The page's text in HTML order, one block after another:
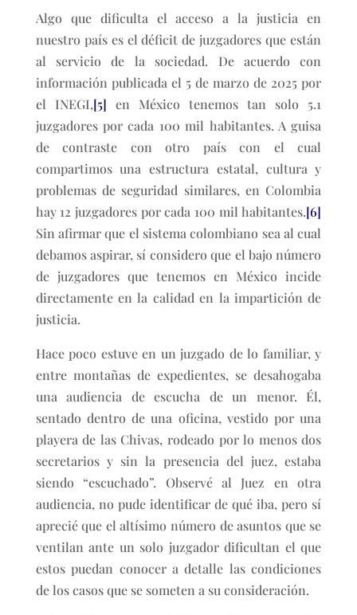
Algo que dificulta el acceso a la justicia en
nuestro país es el déficit de juzgadores que están
al servicio de la sociedad. De acuerdo con
información publicada el 5 de marzo de 2025 por
el INEGI,[5] en México tenemos tan solo 5.1
juzgadores por cada 100 mil habitantes. A guisa
de contraste con otro país con el cual
compartimos una estructura estatal, cultura y
problemas de seguridad similares, en Colombia
hay 12 juzgadores por cada 100 mil habitantes.[6]
Sin afirmar que el sistema colombiano sea al cual
debamos aspirar, sí considero que el bajo número
de juzgadores que tenemos en México incide
directamente en la calidad en la impartición de
justicia.
Hace poco estuve en un juzgado de lo familiar, y
entre montañas de expedientes, se desahogaba
una audiencia de escucha de un menor. Él,
sentado dentro de una oficina, vestido por una
playera de las Chivas, rodeado por lo menos dos
secretarios y sin la presencia del juez, estaba
siendo “escuchado”. Observé al Juez en otra
audiencia, no pude identificar de qué iba, pero sí
aprecié que el altísimo número de asuntos que se
ventilan ante un solo juzgador dificultan el que
estos puedan conocer a detalle las condiciones
de los casos que se someten a su consideración.